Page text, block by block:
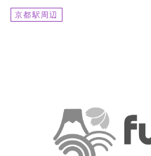
京都駅周辺